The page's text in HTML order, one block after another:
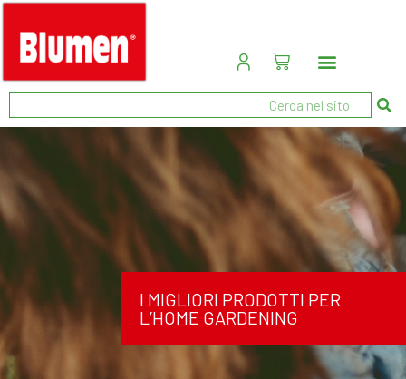
I MIGLIORI PRODOTTI PER
L’HOME GARDENING